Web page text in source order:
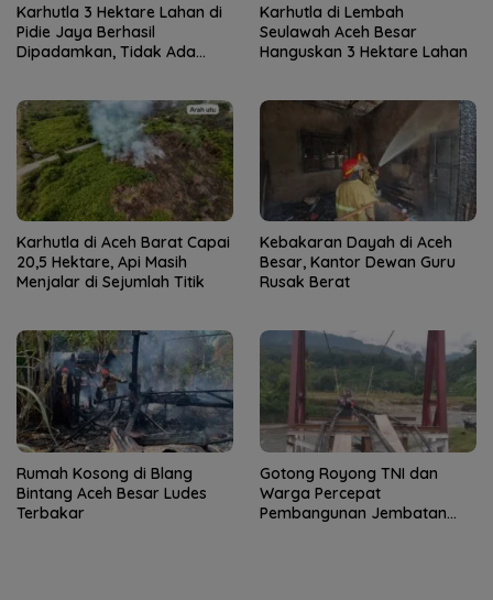
Karhutla 3 Hektare Lahan di
Pidie Jaya Berhasil
Dipadamkan, Tidak Ada
Karhutla di Lembah
Seulawah Aceh Besar
Hanguskan 3 Hektare Lahan
Karhutla di Aceh Barat Capai
20,5 Hektare, Api Masih
Menjalar di Sejumlah Titik
Kebakaran Dayah di Aceh
Besar, Kantor Dewan Guru
Rusak Berat
Rumah Kosong di Blang
Bintang Aceh Besar Ludes
Terbakar
Gotong Royong TNI dan
Warga Percepat
Pembangunan Jembatan